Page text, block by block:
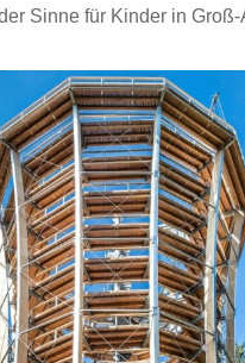
Sinne für Kinder in Groß-